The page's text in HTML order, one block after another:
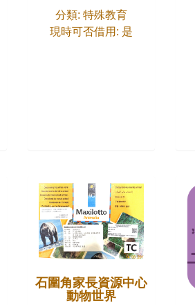
分類: 特殊教育
現時可否借用: 是
石圍角家長資源中心
動物世界